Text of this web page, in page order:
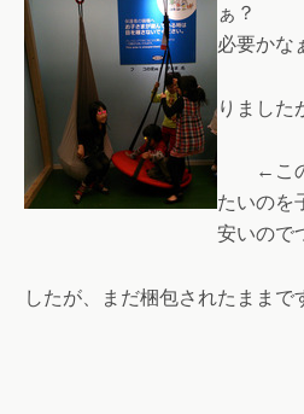
ぁ？
必要かな
りました
←この
たいのを
安いので
したが、まだ梱包されたままで